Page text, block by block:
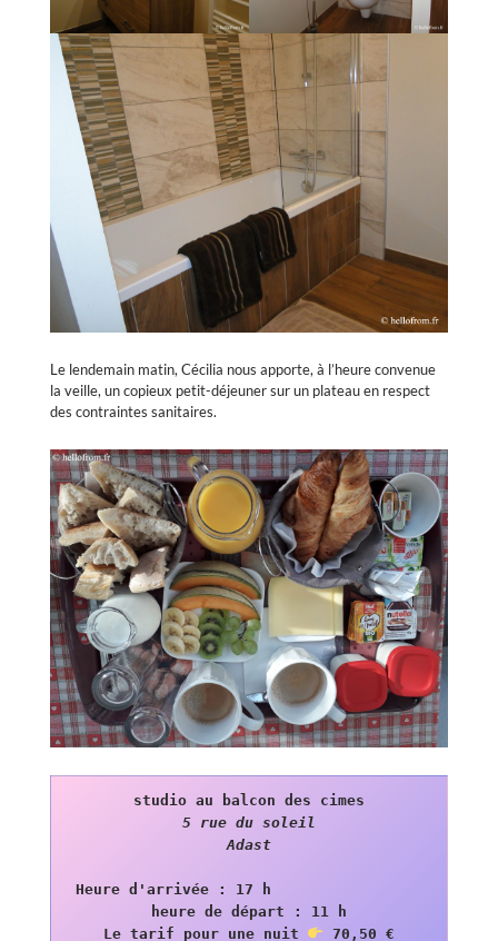
Le lendemain matin, Cécilia nous apporte, à l’heure convenue
la veille, un copieux petit-déjeuner sur un plateau en respect
des contraintes sanitaires.
5 rue du soleil
Adast
Heure d'arrivée : 17 h
heure de départ : 11 h
Le tarif pour une nuit